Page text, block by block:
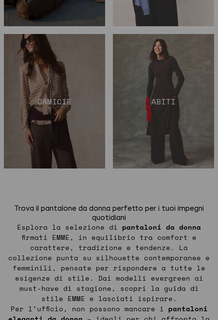
CAMICIE ABITI
Trova il pantalone da donna perfetto per i tuoi impegni
quotidiani
Esplora la selezione di pantaloni da donna
firmati EMME, in equilibrio tra comfort e
carattere, tradizione e tendenze. La
collezione punta su silhouette contemporanee e
femminili, pensate per rispondere a tutte le
esigenze di stile. Dai modelli evergreen ai
must-have di stagione, scopri la guida di
stile EMME e lasciati ispirare.
Per l’ufficio, non possono mancare i pantaloni